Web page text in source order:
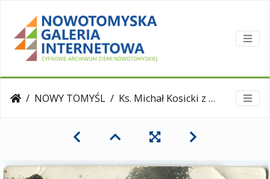
NOWY TOMYŚL Ks. Michał Kosicki z abpem metropolitą poznańskim